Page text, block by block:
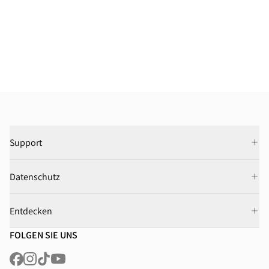
Support
Datenschutz
Entdecken
FOLGEN SIE UNS